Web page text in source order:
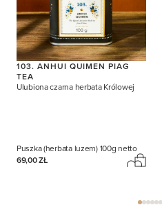
103. ANHUI QUIMEN PIAG
TEA
Ulubiona czarna herbata Królowej
Puszka (herbata luzem)100g netto
69,00 ZŁ